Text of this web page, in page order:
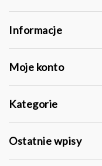
Informacje
Moje konto
Kategorie
Ostatnie wpisy